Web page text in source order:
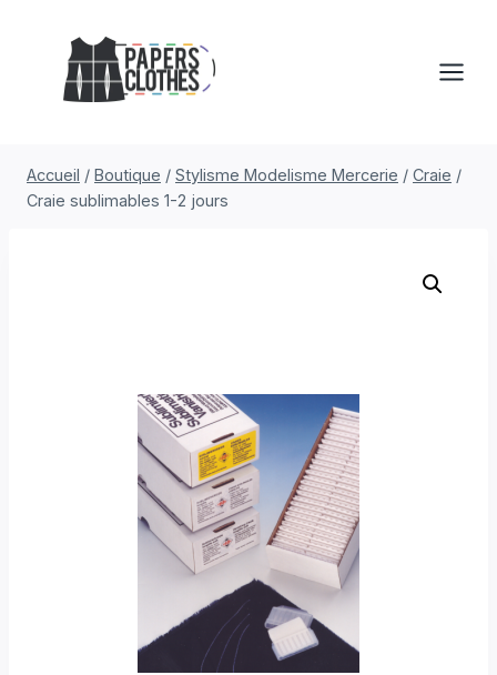
contenu
Accueil / Boutique / Stylisme Modelisme Mercerie / Craie /
Craie sublimables 1-2 jours